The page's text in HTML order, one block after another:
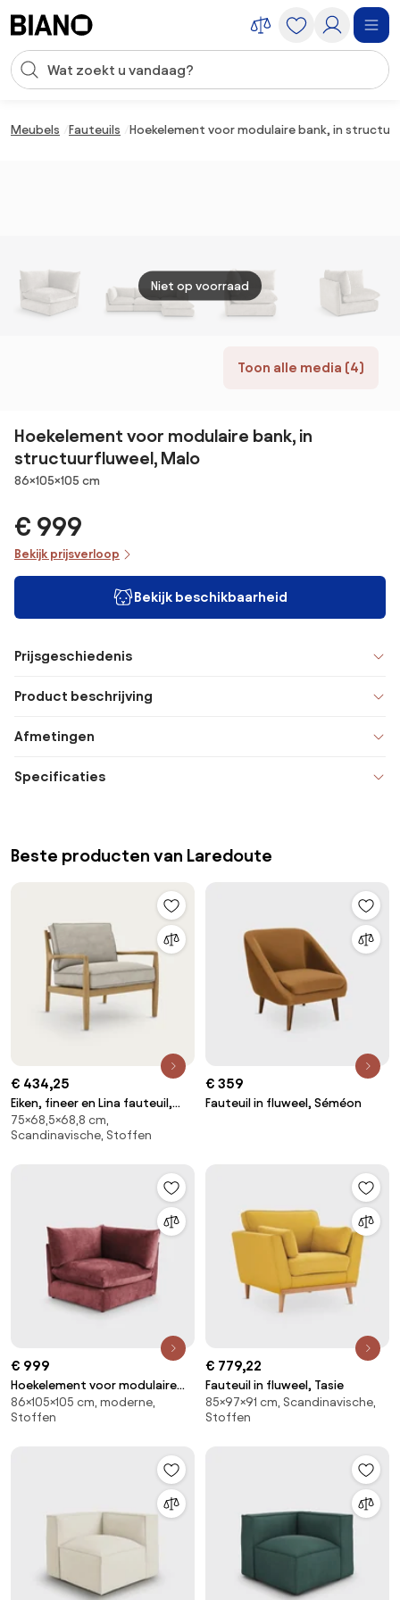
Zoekopdracht invoeren
Meubels Fauteuils Hoekelement voor modulaire bank, in
Toon alle media (4)
Niet op voorraad
Hoekelement voor modulaire bank, in
structuurfluweel, Malo
Afmetingen
86×105×105 cm
€ 999
Bekijk prijsverloop
Bekijk beschikbaarheid
Prijsgeschiedenis
Product beschrijving
Afmetingen
Specificaties
Beste producten van Laredoute
€ 434,25
Eiken, fineer en Lina fauteuil,
DILMA
75×68,5×68,8 cm,
Scandinavische, Stoffen
€ 359
Fauteuil in fluweel, Séméon
€ 999
Hoekelement voor modulaire
bank, in structuurfluweel, Malo
86×105×105 cm, moderne,
Stoffen
€ 779,22
Fauteuil in fluweel, Tasie
85×97×91 cm, Scandinavische,
Stoffen